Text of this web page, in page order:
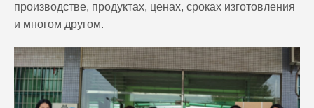
производстве, продуктах, ценах, сроках изготовления
и многом другом.